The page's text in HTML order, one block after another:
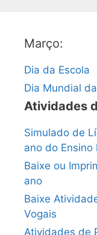
Março:
Dia da Escola
Dia Mundial
Atividades
Simulado de
ano do Ensino
Baixe ou
ano
Baixe
Vogais
Atividades de